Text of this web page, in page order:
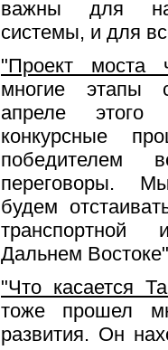
важны для
системы, и для
"Проект
многие этапы
апреле этого
конкурсные
победителем
переговоры.
будем
транспортной
Дальнем
"Что касается
тоже прошел
развития. Он